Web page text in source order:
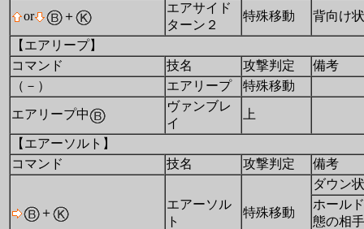
or ＋
エアサイド
ターン２
特殊移動 背向け
【エアリープ】
コマンド
技名 攻撃判定
備考
（－）
エアリープ 特殊移動
エアリープ中
ヴァンブレ
イ
上
【エアーソルト】
コマンド
技名 攻撃判定 備考
＋
エアーソル
ト
特殊移動
ダウン
ホール
態の相